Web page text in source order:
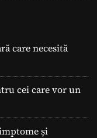
care necesită
cei care vor un
și